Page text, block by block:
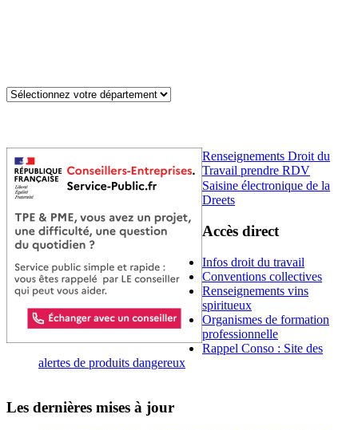
Renseignements Droit du
Travail prendre RDV
Saisine électronique de la
Dreets
Accès direct
Infos droit du travail
Conventions collectives
Renseignements vins
spiritueux
Organismes de formation
professionnelle
Rappel Conso : Site des
alertes de produits dangereux
Les dernières mises à jour